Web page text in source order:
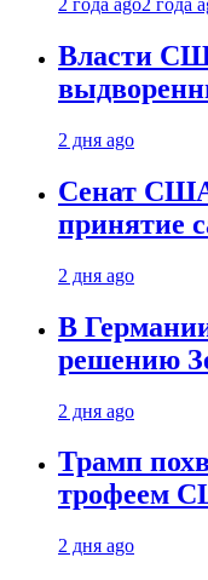
2 года ago2 года
Власти
2 дня ago
Сенат США
принятие
2 дня ago
В
решению
2 дня ago
Трамп
трофеем
2 дня ago